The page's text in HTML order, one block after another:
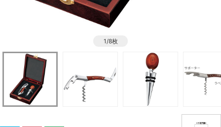
1/8枚